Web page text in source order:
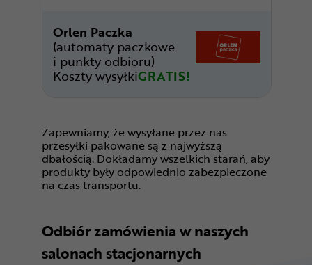
Orlen Paczka
(automaty paczkowe
i punkty odbioru)
Koszty wysyłkiGRATIS!
Zapewniamy, że wysyłane przez nas
przesyłki pakowane są z najwyższą
dbałością. Dokładamy wszelkich starań, aby
produkty były odpowiednio zabezpieczone
na czas transportu.
Odbiór zamówienia w naszych
salonach stacjonarnych